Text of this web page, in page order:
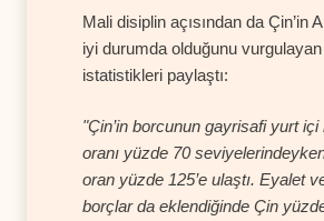
Mali disiplin açısından da Çin’in
iyi durumda olduğunu
istatistikleri paylaştı:
"Çin’in borcunun gayrisafi yurt içi
oranı yüzde 70
oran yüzde 125’e ulaştı. Eyalet
borçlar da eklendiğinde Çin